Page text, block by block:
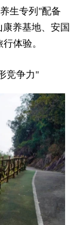
养生专列 "配备
养基地、安国
体验。
竞争力"